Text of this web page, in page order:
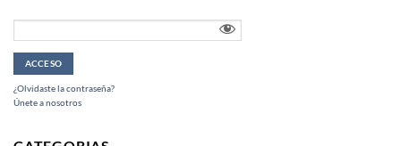
¿Olvidaste la contraseña?
Únete a nosotros